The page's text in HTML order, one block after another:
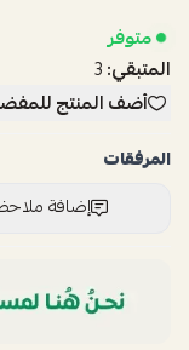
متوفر
المتبقي:3
أضف المنتج
المرفقات
إضافة